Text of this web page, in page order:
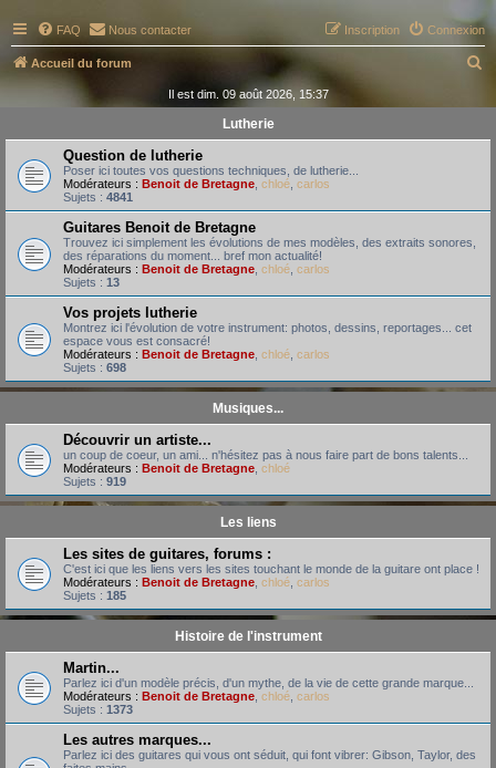
FAQ Nous contacter Connexion
Inscription
Accueil du forum
h
r
Il est dim. 09 août 2026, 15:37
Lutherie
Question de lutherie
Poser ici toutes vos questions techniques, de lutherie...
Modérateurs : Benoit de Bretagne chloé carlos
Sujets : 4841
Guitares Benoit de Bretagne
Trouvez ici simplement les évolutions de mes modèles, des extraits sonores,
des réparations du moment... bref mon actualité!
Modérateurs : Benoit de Bretagne chloé carlos
Sujets : 13
Vos projets lutherie
Montrez ici l'évolution de votre instrument: photos, dessins, reportages... cet
espace vous est consacré!
Modérateurs : Benoit de Bretagne chloé carlos
Sujets : 698
Musiques...
Découvrir un artiste...
un coup de coeur, un ami... n'hésitez pas à nous faire part de bons talents...
Modérateurs : Benoit de Bretagne chloé
Sujets : 919
Les liens
Les sites de guitares, forums :
C'est ici que les liens vers les sites touchant le monde de la guitare ont place !
Modérateurs : Benoit de Bretagne chloé carlos
Sujets : 185
Histoire de l'instrument
Martin...
Parlez ici d'un modèle précis, d'un mythe, de la vie de cette grande marque...
Modérateurs : Benoit de Bretagne chloé carlos
Sujets : 1373
Les autres marques...
Parlez ici des guitares qui vous ont séduit, qui font vibrer: Gibson, Taylor, des